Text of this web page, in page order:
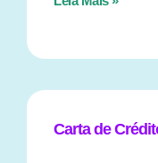
Carta de